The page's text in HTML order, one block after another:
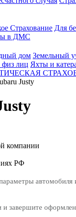
Страхование Для
в ДМС
дом Земельный
лиц Яхты и
Justy
компании
РФ
автомобиля
завершите